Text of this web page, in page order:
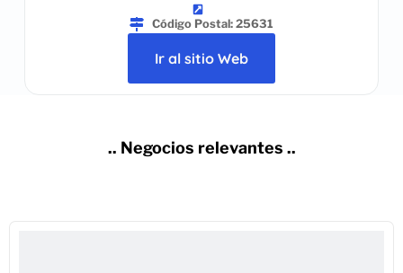
Código Postal: 25631
Ir al sitio Web
.. Negocios relevantes ..